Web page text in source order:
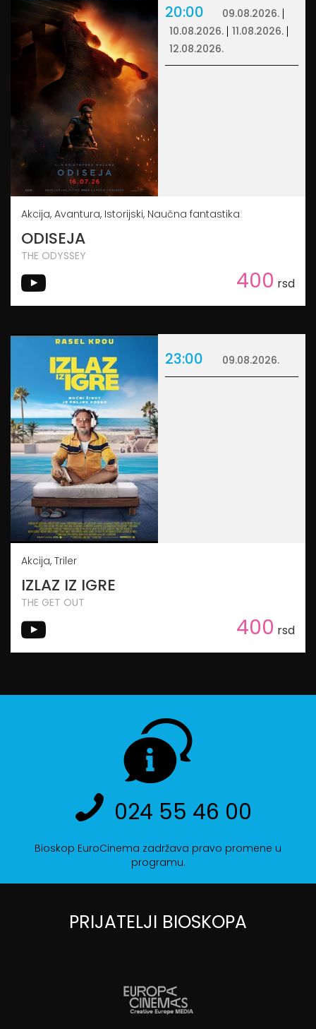
20:00
09.08.2026.
10.08.2026.
11.08.2026.
12.08.2026.
Akcija, Avantura, Istorijski, Naučna fantastika
ODISEJA
THE ODYSSEY
400 rsd
23:00 09.08.2026.
Akcija, Triler
IZLAZ IZ IGRE
THE GET OUT
400 rsd
024 55 46 00
Bioskop EuroCinema zadržava pravo promene u
programu.
PRIJATELJI BIOSKOPA